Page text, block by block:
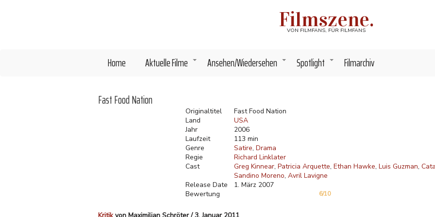
Filmszene.
VON FILMFANS, FÜR FILMFANS
Home +
Aktuelle Filme +
Ansehen/Wiedersehen +
Spotlight Filmarchiv
Fast Food Nation
Originaltitel
Fast Food Nation
Land
USA
Jahr
2006
Laufzeit
113 min
Genre
Satire Drama
Regie
Richard Linklater
Cast
Greg Kinnear Patricia Arquette Ethan Hawke Luis Guzman
Sandino Moreno Avril Lavigne
Release Date
1. März 2007
Bewertung
6/10